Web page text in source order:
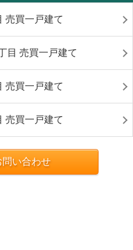
売買一戸建て
目 売買一戸建て
売買一戸建て
売買一戸建て
問い合わせ